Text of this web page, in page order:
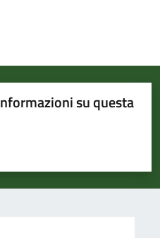
su questa
su 5
5